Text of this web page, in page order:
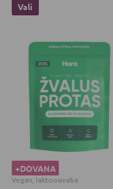
Vali
+DOVANA
Vegan, laktoosivaba